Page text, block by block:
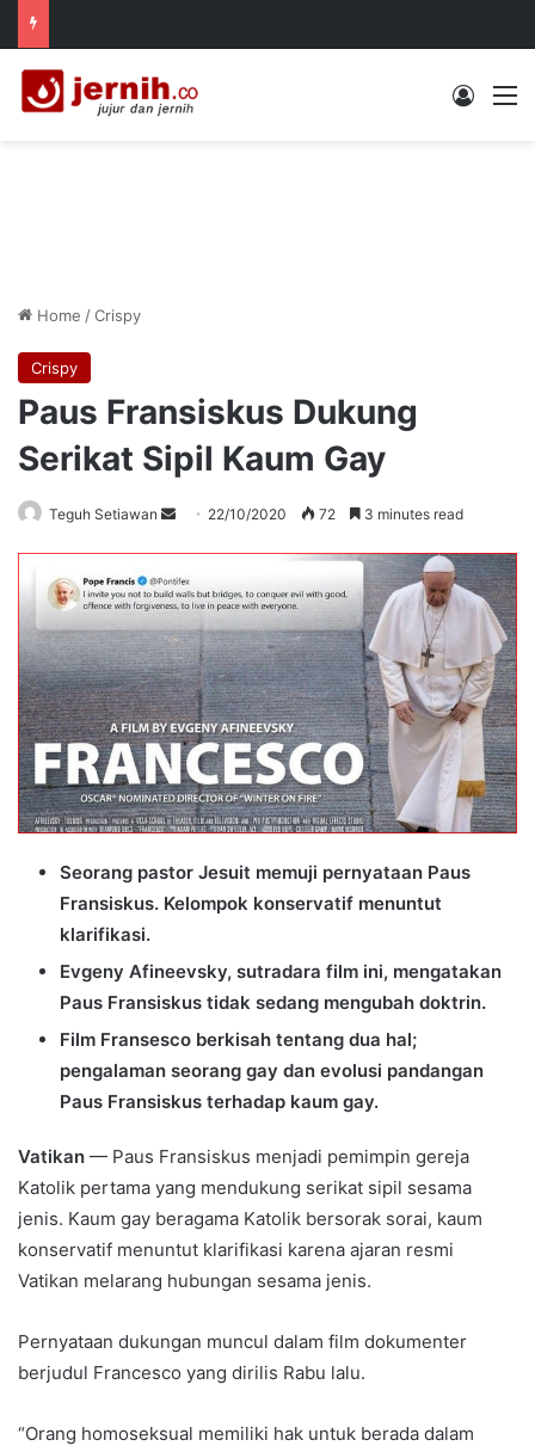
Log In
Home /Crispy
Crispy
Paus Fransiskus Dukung
Serikat Sipil Kaum Gay
Teguh Setiawan
Send 22/10/2020 72 3 minutes read
Seorang pastor Jesuit memuji pernyataan Paus
Fransiskus. Kelompok konservatif menuntut
klarifikasi.
Evgeny Afineevsky, sutradara film ini, mengatakan
Paus Fransiskus tidak sedang mengubah doktrin.
Film Fransesco berkisah tentang dua hal;
pengalaman seorang gay dan evolusi pandangan
Paus Fransiskus terhadap kaum gay.
Vatikan — Paus Fransiskus menjadi pemimpin gereja
Katolik pertama yang mendukung serikat sipil sesama
jenis. Kaum gay beragama Katolik bersorak sorai, kaum
konservatif menuntut klarifikasi karena ajaran resmi
Vatikan melarang hubungan sesama jenis.
Pernyataan dukungan muncul dalam film dokumenter
berjudul Francesco yang dirilis Rabu lalu.
“Orang homoseksual memiliki hak untuk berada dalam